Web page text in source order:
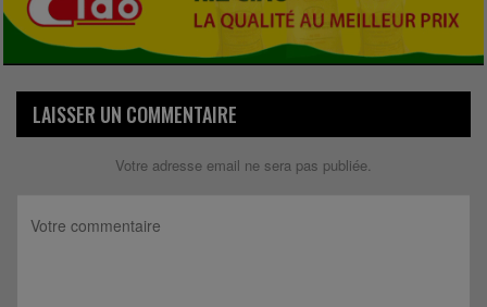
LAISSER UN COMMENTAIRE
Votre adresse email ne sera pas publiée.